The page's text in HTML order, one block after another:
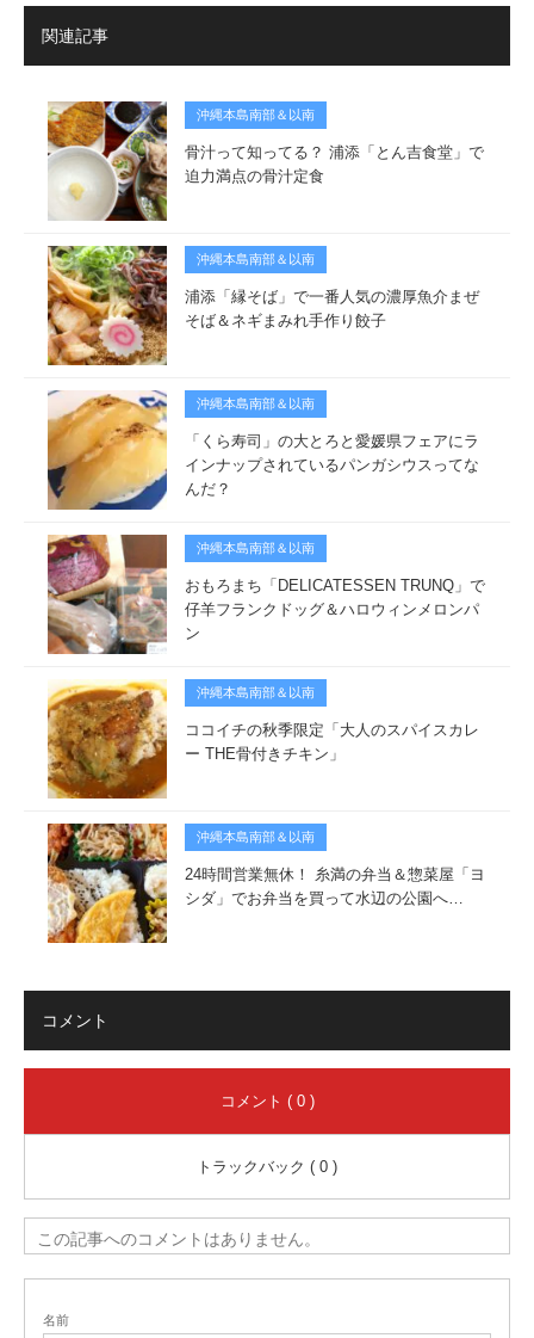
関連記事
沖縄本島南部＆以南
骨汁って知ってる？ 浦添「とん吉食堂」で
迫力満点の骨汁定食
沖縄本島南部＆以南
浦添「縁そば」で一番人気の濃厚魚介まぜ
そば＆ネギまみれ手作り餃子
沖縄本島南部＆以南
「くら寿司」の大とろと愛媛県フェアにラ
インナップされているパンガシウスってな
んだ？
沖縄本島南部＆以南
おもろまち「DELICATESSEN TRUNQ」で
仔羊フランクドッグ＆ハロウィンメロンパ
ン
沖縄本島南部＆以南
ココイチの秋季限定「大人のスパイスカレ
ー THE骨付きチキン」
沖縄本島南部＆以南
24時間営業無休！ 糸満の弁当＆惣菜屋「ヨ
シダ」でお弁当を買って水辺の公園へ…
コメント
コメント ( 0 )
トラックバック ( 0 )
この記事へのコメントはありません。
名前